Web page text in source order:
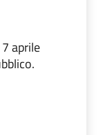
aprile